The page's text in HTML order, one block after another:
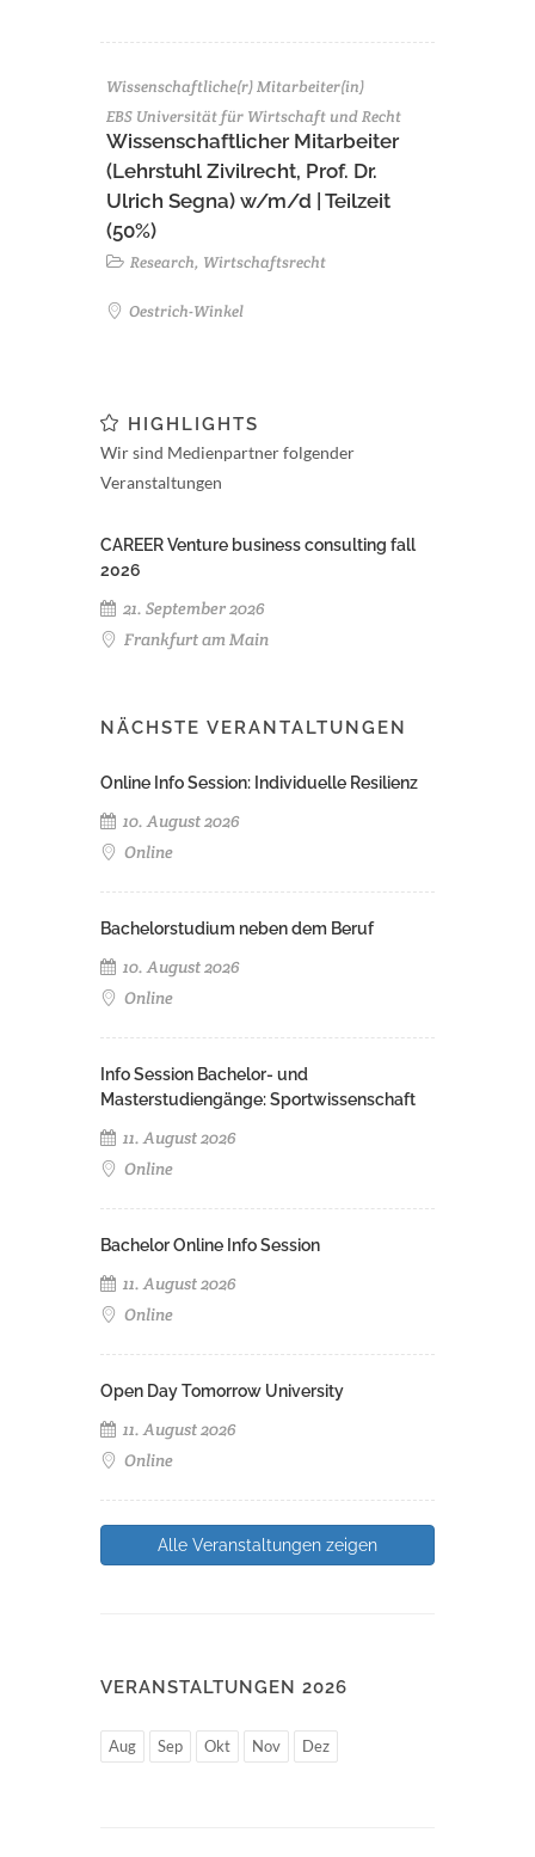
Wissenschaftliche(r) Mitarbeiter(in)
EBS Universität für Wirtschaft und Recht
Wissenschaftlicher Mitarbeiter
(Lehrstuhl Zivilrecht, Prof. Dr.
Ulrich Segna) w/m/d | Teilzeit
(50%)
Research, Wirtschaftsrecht
Oestrich-Winkel
HIGHLIGHTS
Wir sind Medienpartner folgender
Veranstaltungen
CAREER Venture business consulting fall
2026
21. September 2026
Frankfurt am Main
NÄCHSTE VERANTALTUNGEN
Online Info Session: Individuelle Resilienz
10. August 2026
Online
Bachelorstudium neben dem Beruf
10. August 2026
Online
Info Session Bachelor- und
Masterstudiengänge: Sportwissenschaft
11. August 2026
Online
Bachelor Online Info Session
11. August 2026
Online
Open Day Tomorrow University
11. August 2026
Online
Alle Veranstaltungen zeigen
VERANSTALTUNGEN 2026
Aug Sep Okt Nov Dez